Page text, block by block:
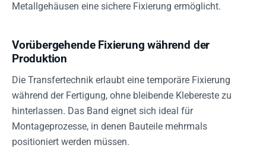
Metallgehäusen eine sichere Fixierung ermöglicht.
Vorübergehende Fixierung während der
Produktion
Die Transfertechnik erlaubt eine temporäre Fixierung
während der Fertigung, ohne bleibende Klebereste zu
hinterlassen. Das Band eignet sich ideal für
Montageprozesse, in denen Bauteile mehrmals
positioniert werden müssen.